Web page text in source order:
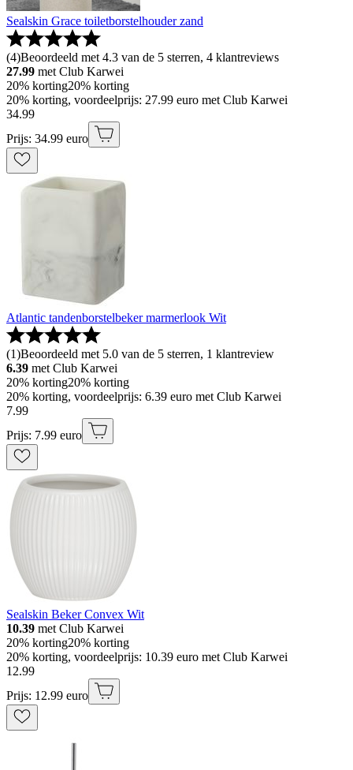
Sealskin Grace toiletborstelhouder zand
(4)Beoordeeld met 4.3 van de 5 sterren, 4 klantreviews
27.99 met Club Karwei
20% korting20% korting
20% korting, voordeelprijs: 27.99 euro met Club Karwei
34.99
Prijs: 34.99 euro
Atlantic tandenborstelbeker marmerlook Wit
(1)Beoordeeld met 5.0 van de 5 sterren, 1 klantreview
6.39 met Club Karwei
20% korting20% korting
20% korting, voordeelprijs: 6.39 euro met Club Karwei
7.99
Prijs: 7.99 euro
Sealskin Beker Convex Wit
10.39 met Club Karwei
20% korting20% korting
20% korting, voordeelprijs: 10.39 euro met Club Karwei
12.99
Prijs: 12.99 euro